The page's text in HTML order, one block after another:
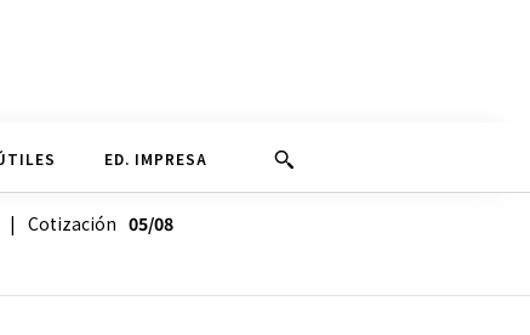
ED. IMPRESA
Cotización 05/08